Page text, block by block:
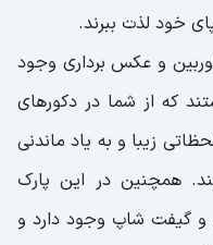
خود لذت ببرند.
و عکس برداری وجود
که از شما در دکورهای
زیبا و به یاد ماندنی
همچنین در این پارک
و گیفت شاپ وجود دارد و